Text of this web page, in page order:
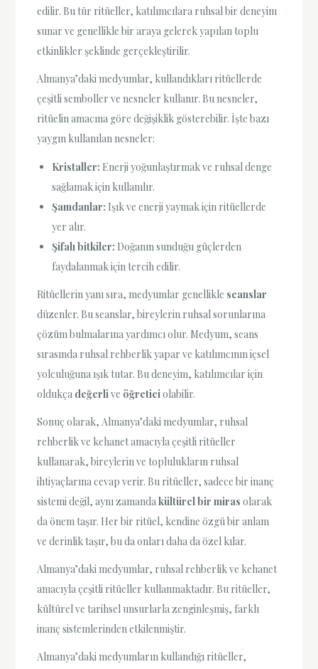
edilir. Bu tür ritüeller, katılımcılara ruhsal bir deneyim
sunar ve genellikle bir araya gelerek yapılan toplu
etkinlikler şeklinde gerçekleştirilir.
Almanya’daki medyumlar, kullandıkları ritüellerde
çeşitli semboller ve nesneler kullanır. Bu nesneler,
ritüelin amacına göre değişiklik gösterebilir. İşte bazı
yaygın kullanılan nesneler:
Kristaller: Enerji yoğunlaştırmak ve ruhsal denge
sağlamak için kullanılır.
Şamdanlar: Işık ve enerji yaymak için ritüellerde
yer alır.
Şifalı bitkiler: Doğanın sunduğu güçlerden
faydalanmak için tercih edilir.
Ritüellerin yanı sıra, medyumlar genellikle seanslar
düzenler. Bu seanslar, bireylerin ruhsal sorunlarına
çözüm bulmalarına yardımcı olur. Medyum, seans
sırasında ruhsal rehberlik yapar ve katılımcının içsel
yolculuğuna ışık tutar. Bu deneyim, katılımcılar için
oldukça değerli ve öğretici olabilir.
Sonuç olarak, Almanya’daki medyumlar, ruhsal
rehberlik ve kehanet amacıyla çeşitli ritüeller
kullanarak, bireylerin ve toplulukların ruhsal
ihtiyaçlarına cevap verir. Bu ritüeller, sadece bir inanç
sistemi değil, aynı zamandakültürel bir miras olarak
da önem taşır. Her bir ritüel, kendine özgü bir anlam
ve derinlik taşır, bu da onları daha da özel kılar.
Almanya’daki medyumlar, ruhsal rehberlik ve kehanet
amacıyla çeşitli ritüeller kullanmaktadır. Bu ritüeller,
kültürel ve tarihsel unsurlarla zenginleşmiş, farklı
inanç sistemlerinden etkilenmiştir.
Almanya’daki medyumların kullandığı ritüeller,